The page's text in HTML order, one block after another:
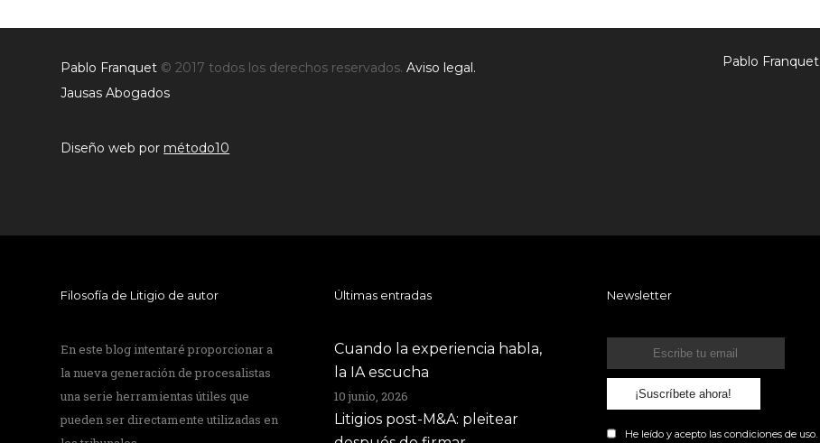
Pablo Franquet © 2017 todos los derechos reservados.Aviso legal.
Jausas Abogados
Diseño web por método10
Pablo Franquet
Filosofía de Litigio de autor
En este blog intentaré proporcionar a
la nueva generación de procesalistas
una serie herramientas útiles que
pueden ser directamente utilizadas en
Últimas entradas
Cuando la experiencia habla,
la IA escucha
10 junio, 2026
Litigios post-M&A: pleitear
Newsletter
¡Suscríbete ahora!
He leído y acepto las condicionesde uso.